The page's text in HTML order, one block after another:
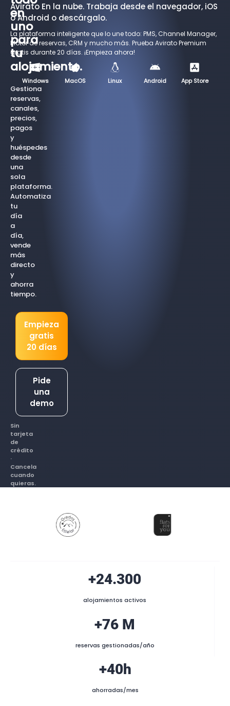
Avirato En la nube. Trabaja desde el navegador, iOS
o Android o descárgalo.
La plataforma inteligente que lo une todo: PMS, Channel Manager,
Motor de reservas, CRM y mucho más. Prueba Avirato Premium
gratis durante 20 días. ¡Empieza ahora!
Windows MacOS Linux Android App Store
en
uno
para
tu
alojamiento.
Gestiona
reservas,
canales,
precios,
pagos
y
huéspedes
desde
una
sola
plataforma.
Automatiza
tu
día
a
día,
vende
más
directo
y
ahorra
tiempo.
Empieza
gratis
20 días
Pide
una
demo
Sin
tarjeta
de
crédito
·
Cancela
cuando
quieras.
+24.300
alojamientos activos
+76 M
reservas gestionadas/año
+40h
ahorradas/mes